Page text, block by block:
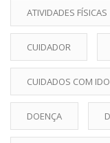
ATIVIDADES FÍSICAS
CUIDADOR
CUIDADOS COM
DOENÇA